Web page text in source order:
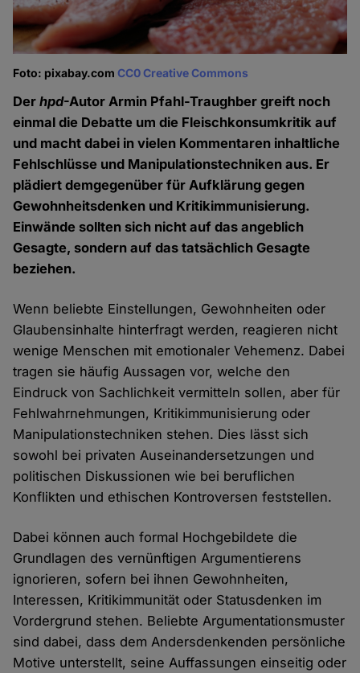
Foto: pixabay.comCC0 Creative Commons
Derhpd-Autor Armin Pfahl-Traughber greift noch
einmal die Debatte um die Fleischkonsumkritik auf
und macht dabei in vielen Kommentaren inhaltliche
Fehlschlüsse und Manipulationstechniken aus. Er
plädiert demgegenüber für Aufklärung gegen
Gewohnheitsdenken und Kritikimmunisierung.
Einwände sollten sich nicht auf das angeblich
Gesagte, sondern auf das tatsächlich Gesagte
beziehen.
Wenn beliebte Einstellungen, Gewohnheiten oder
Glaubensinhalte hinterfragt werden, reagieren nicht
wenige Menschen mit emotionaler Vehemenz. Dabei
tragen sie häufig Aussagen vor, welche den
Eindruck von Sachlichkeit vermitteln sollen, aber für
Fehlwahrnehmungen, Kritikimmunisierung oder
Manipulationstechniken stehen. Dies lässt sich
sowohl bei privaten Auseinandersetzungen und
politischen Diskussionen wie bei beruflichen
Konflikten und ethischen Kontroversen feststellen.
Dabei können auch formal Hochgebildete die
Grundlagen des vernünftigen Argumentierens
ignorieren, sofern bei ihnen Gewohnheiten,
Interessen, Kritikimmunität oder Statusdenken im
Vordergrund stehen. Beliebte Argumentationsmuster
sind dabei, dass dem Andersdenkenden persönliche
Motive unterstellt, seine Auffassungen einseitig oder